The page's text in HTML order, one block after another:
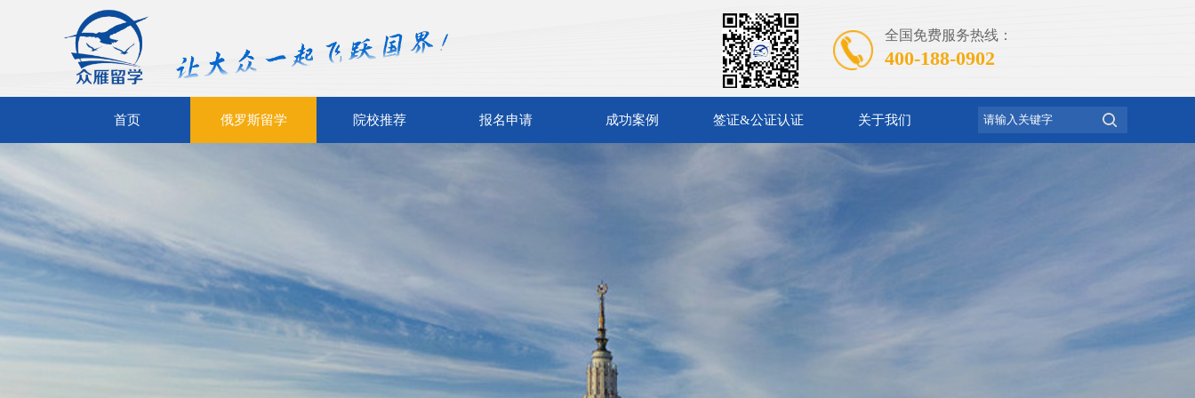
全国免费服务热线：
400-188-0902
首页 俄罗斯留学 院校推荐 报名申请 成功案例 签证&公证认证 关于我们